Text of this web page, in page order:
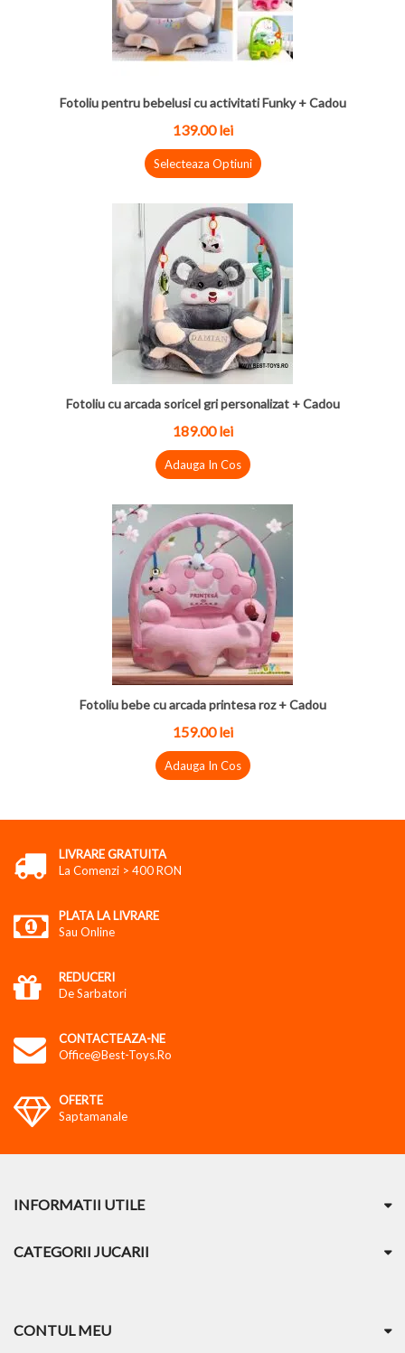
Fotoliu pentru bebelusi cu activitati Funky + Cadou
139.00 lei
Selecteaza Optiuni
Fotoliu cu arcada soricel gri personalizat + Cadou
189.00 lei
Adauga In Cos
Fotoliu bebe cu arcada printesa roz + Cadou
159.00 lei
Adauga In Cos
LIVRARE GRATUITA
La Comenzi > 400 RON
PLATA LA LIVRARE
Sau Online
REDUCERI
De Sarbatori
CONTACTEAZA-NE
Office@best-Toys.ro
OFERTE
Saptamanale
INFORMATII UTILE
CATEGORII JUCARII
CONTUL MEU